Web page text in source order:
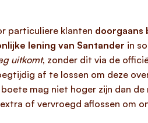
particuliere klanten doorgaans
lening van Santander in
uitkomt, zonder dit via de
af te lossen om deze
mag niet hoger zijn dan
of vervroegd aflossen om